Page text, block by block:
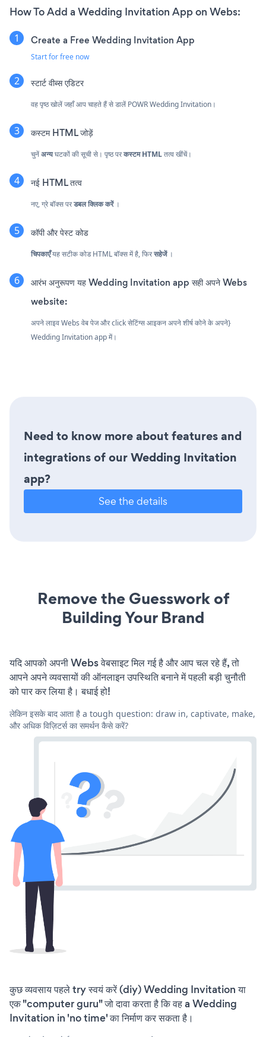
How To Add a Wedding Invitation App on Webs:
Create a Free Wedding Invitation App
Start for free now
स्टार्ट वीब्स एडिटर
वह पृष्ठ खोलें जहाँ आप चाहते हैं से डालें POWR Wedding Invitation।
कस्टम HTML जोड़ें
चुनेंअन्यघटकों की सूची से। पृष्ठ परकस्टम HTMLतत्व खींचें।
नई HTML तत्व
नए, ग्रे बॉक्स परडबल क्लिक करें।
कॉपी और पेस्ट कोड
चिपकाएँयह सटीक कोड HTML बॉक्स में है, फिरसहेजें।
आरंभ अनुरूपण यह Wedding Invitation app सही अपने Webs
website:
अपने लाइव Webs वेब पेज और click सेटिंग्स आइकनअपने शीर्ष कोने के अपने}
Wedding Invitation app में।
Need to know more about features and
integrations of our Wedding Invitation
app?
See the details
Remove the Guesswork of
Building Your Brand
यदि आपको अपनी Webs वेबसाइट मिल गई है और आप चल रहे हैं, तो
आपने अपने व्यवसायों की ऑनलाइन उपस्थिति बनाने में पहली बड़ी चुनौती
को पार कर लिया है। बधाई हो!
लेकिन इसके बाद आता है a tough question: draw in, captivate, make,
और अधिक विज़िटर्स का समर्थन कैसे करें?
कुछ व्यवसाय पहले try स्वयं करें (diy) Wedding Invitation या
एक "computer guru" जो दावा करता है कि वह a Wedding
Invitation in 'no time' का निर्माण कर सकता है।